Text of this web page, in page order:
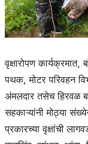
वृक्षारोपण
पथक, मोटर परिवहन
अंमलदार तसेच हिरवळ
सहकाऱ्यांनी मोठ्या
प्रकारच्या वृक्षांची